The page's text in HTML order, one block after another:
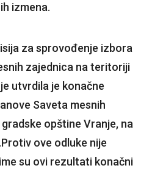
izmena.
za sprovođenje izbora
zajednica na teritoriji
utvrdila je konačne
Saveta mesnih
opštine Vranje, na
ove odluke nije
su ovi rezultati konačni